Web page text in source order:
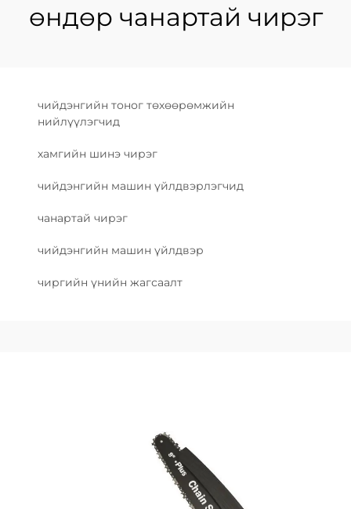
өндөр чанартай чирэг
чийдэнгийн тоног төхөөрөмжийн
нийлүүлэгчид
хамгийн шинэ чирэг
чийдэнгийн машин үйлдвэрлэгчид
чанартай чирэг
чийдэнгийн машин үйлдвэр
чиргийн үнийн жагсаалт